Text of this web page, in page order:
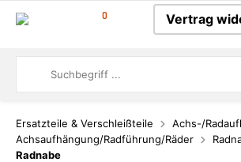
0 Vertrag
Ersatzteile & Verschleißteile
Achs-/
Achsaufhängung/Radführung/Räder
Radnabe